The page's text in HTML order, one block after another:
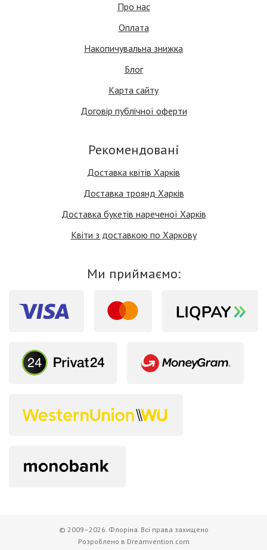
Про нас
Оплата
Накопичувальна знижка
Блог
Карта сайту
Договір публічної оферти
Рекомендовані
Доставка квітів Харків
Доставка троянд Харків
Доставка букетів нареченої Харків
Квіти з доставкою по Харкову
Ми приймаємо:
© 2009–2026. Флоріна. Всі права захищено
Розроблено в Dreamvention.com